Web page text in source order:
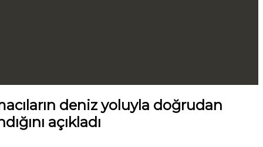
deniz yoluyla doğrudan
açıkladı